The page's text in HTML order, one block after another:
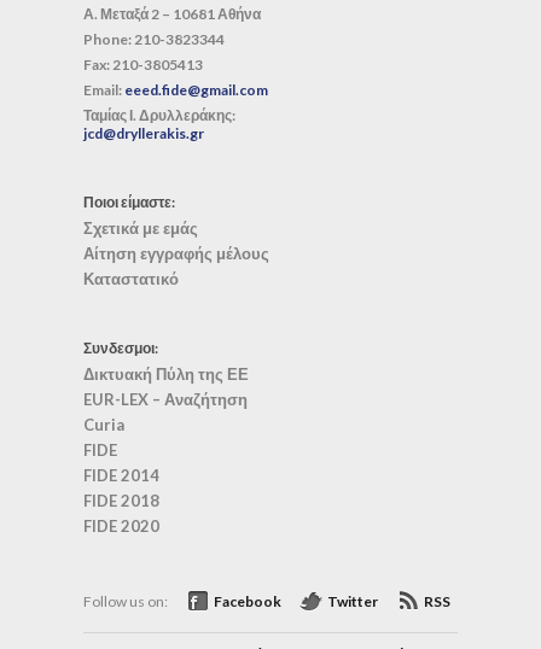
Α. Μεταξά 2 – 10681 Αθήνα
Phone:210-3823344
Fax:210-3805413
Email: eeed.fide@gmail.com
Ταμίας Ι. Δρυλλεράκης:
jcd@dryllerakis.gr
Ποιοι είμαστε:
Σχετικά με εμάς
Αίτηση εγγραφής μέλους
Καταστατικό
Συνδεσμοι:
Δικτυακή Πύλη της ΕΕ
EUR-LEX – Αναζήτηση
Curia
FIDE
FIDE 2014
FIDE 2018
FIDE 2020
Follow us on: Facebook Twitter RSS